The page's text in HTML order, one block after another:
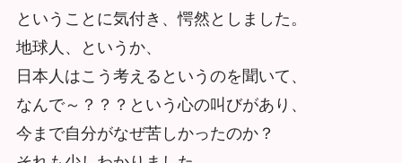
ということに気付き、愕然としました。
地球人、というか、
日本人はこう考えるというのを聞いて、
なんで～？？？という心の叫びがあり、
今まで自分がなぜ苦しかったのか？